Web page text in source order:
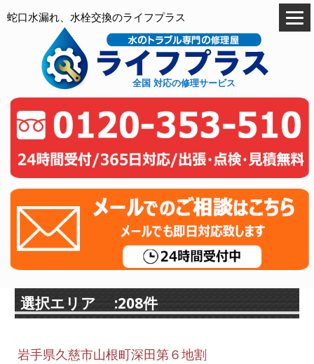
蛇口水漏れ、水栓交換のライフプラス
全国 対応の修理サービス
選択エリア :208件
岩手県久慈市山根町深田第６地割